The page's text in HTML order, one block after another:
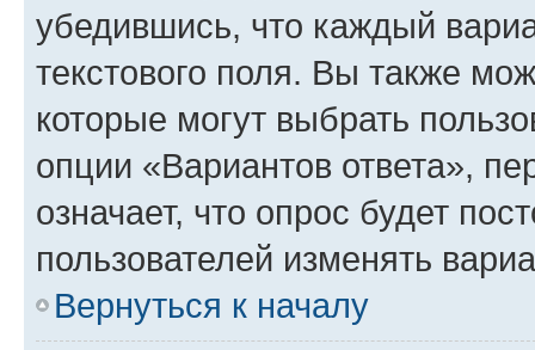
убедившись, что каждый
текстового поля. Вы также
которые могут выбрать
опции «Вариантов ответа»,
означает, что опрос будет
пользователей изменять
Вернуться к началу